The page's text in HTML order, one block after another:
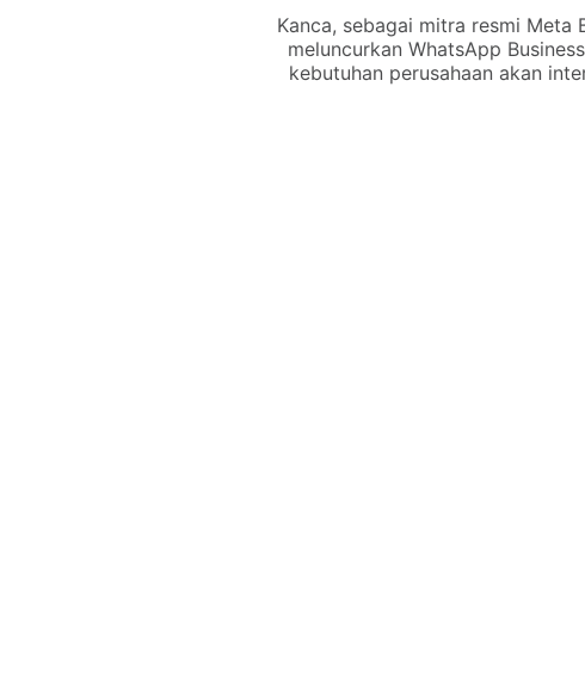
Kanca, sebagai mitra resmi Meta
meluncurkan WhatsApp
kebutuhan perusahaan akan